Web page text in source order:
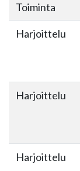
Toiminta
Harjoittelu
Harjoittelu
Harjoittelu